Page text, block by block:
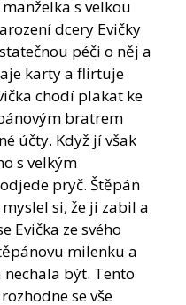
s velkou
dcery Evičky
péči o něj a
karty a flirtuje
chodí plakat ke
bratrem
účty. Když jí však
s velkým
pryč. Štěpán
si, že ji zabil a
Evička ze svého
milenku a
být. Tento
se vše